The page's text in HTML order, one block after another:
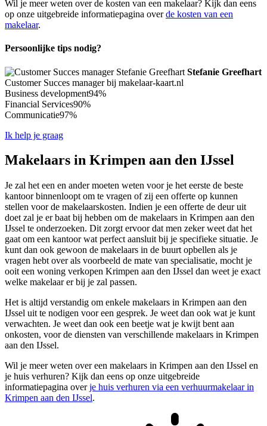
Wil je meer weten over de kosten van een makelaar? Kijk dan eens
op onze uitgebreide informatiepagina overde kosten van een
makelaar.
Persoonlijke tips nodig?
Stefanie Greefhart
Customer Succes manager bij makelaar-kaart.nl
Business development94%
Financial Services90%
Communicatie97%
Ik help je graag
Makelaars in Krimpen aan den IJssel
Je zal het een en ander moeten weten voor je het eerste de beste
kantoor binnenloopt om te vragen of zij een offerte op kunnen
stellen voor de makelaarskosten. Indien je een offerte de deur uit
doet zal je er baat bij hebben om de makelaars in Krimpen aan den
IJssel te onderzoeken. Dit zorgt ervoor dat men zeker weet dat het
gaat om een kantoor wat perfect aansluit bij je specifieke situatie. Je
kunt dan ook gewoon de makelaars in de buurt opbellen als je
vragen hebt over als voorbeeld de mate van specialisatie, mocht je
ooit een woning verkopen Krimpen aan den IJssel dan weet je exact
welke makelaar er bij je zal passen.
Het is altijd verstandig om enkele makelaars in Krimpen aan den
IJssel uit te nodigen voor een gesprek. Je weet dan ook wat je kunt
verwachten. Je weet dan ook een beetje wat je kwijt bent aan
onkosten, voor de diensten van verschillende makelaars in Krimpen
aan den IJssel.
Wil je meer weten over een makelaars in Krimpen aan den IJssel en
je huis verhuren? Kijk dan eens op onze uitgebreide
informatiepagina overje huis verhuren via een verhuurmakelaar in
Krimpen aan den IJssel.